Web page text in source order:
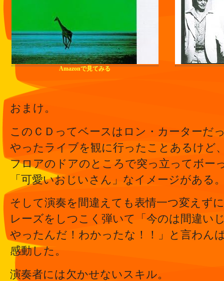
Amazonで見てみる
おまけ。
このＣＤってベースはロン・カーターだ
やったライブを観に行ったことあるけど
フロアのドアのところで突っ立ってボー
「可愛いおじいさん」なイメージがある
そして演奏を間違えても表情一つ変えず
レーズをしつこく弾いて「今のは間違い
やったんだ！わかったな！！」と言わん
感動した。
演奏者には欠かせないスキル。